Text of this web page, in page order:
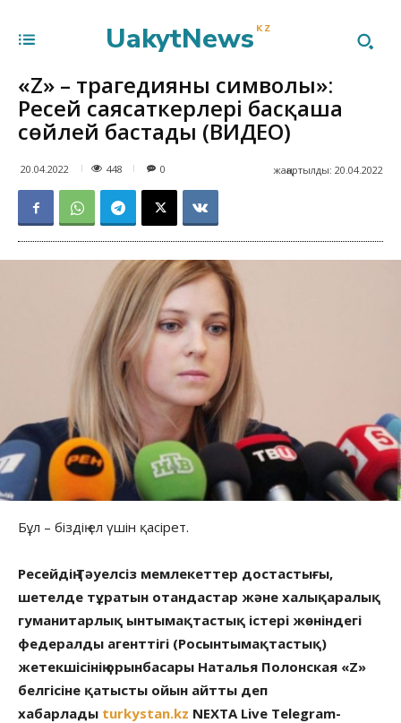
UakytNews KZ
«Z» – трагедияның символы»:
Ресей саясаткерлері басқаша
сөйлей бастады (ВИДЕО)
20.04.2022 448 жаңартылды: 20.04.2022
0
Бұл – біздің ел үшін қасірет.
Ресейдің Тәуелсіз мемлекеттер достастығы,
шетелде тұратын отандастар және халықаралық
гуманитарлық ынтымақтастық істері жөніндегі
федералды агенттігі (Росынтымақтастық)
жетекшісінің орынбасары Наталья Полонская «Z»
белгісіне қатысты ойын айтты деп
хабарлады turkystan.kz NEXTA Live Telegram-